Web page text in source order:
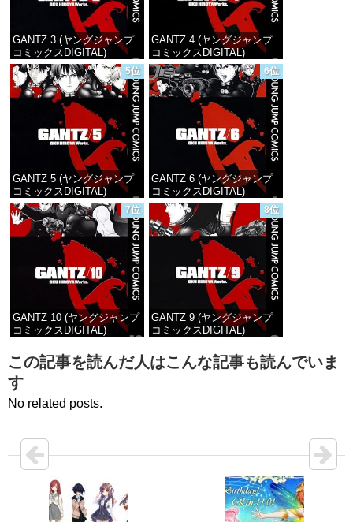
GANTZ 3 (ヤングジャンプ
コミックスDIGITAL)
価格：¥100
GANTZ 4 (ヤングジャンプ
コミックスDIGITAL)
価格：¥100
5位
GANTZ 5 (ヤングジャンプ
コミックスDIGITAL)
価格：¥100
6位
GANTZ 6 (ヤングジャンプ
コミックスDIGITAL)
価格：¥100
7位
GANTZ 10 (ヤングジャンプ
コミックスDIGITAL)
価格：¥100
8位
GANTZ 9 (ヤングジャンプ
コミックスDIGITAL)
価格：¥100
この記事を読んだ人はこんな記事も読んでいま
す
No related posts.